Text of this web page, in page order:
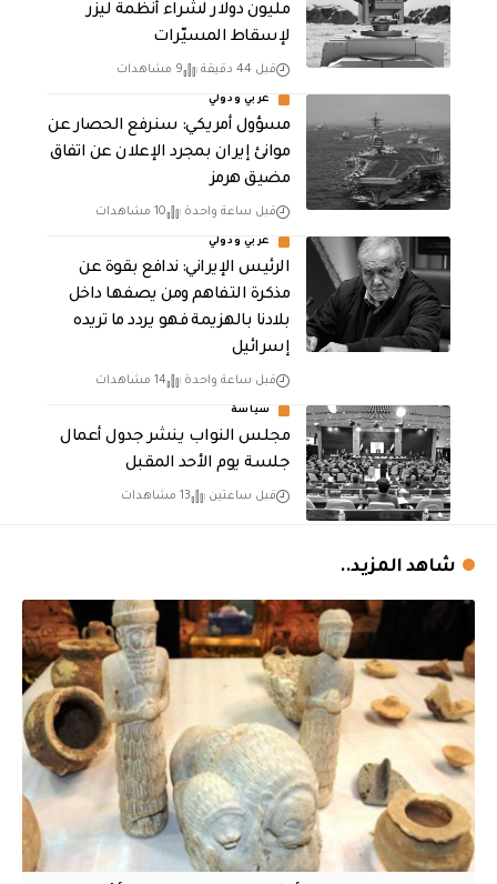
مليون دولار لشراء أنظمة ليزر
لإسقاط المسيّرات
قبل 44 دقيقة 9 مشاهدات
عربي ودولي
مسؤول أمريكي: سنرفع الحصار عن
موانئ إيران بمجرد الإعلان عن اتفاق
مضيق هرمز
قبل ساعة واحدة 10 مشاهدات
عربي ودولي
الرئيس الإيراني: ندافع بقوة عن
مذكرة التفاهم ومن يصفها داخل
بلادنا بالهزيمة فهو يردد ما تريده
إسرائيل
قبل ساعة واحدة 14 مشاهدات
سياسة
مجلس النواب ينشر جدول أعمال
جلسة يوم الأحد المقبل
قبل ساعتين 13 مشاهدات
شاهد المزيد..